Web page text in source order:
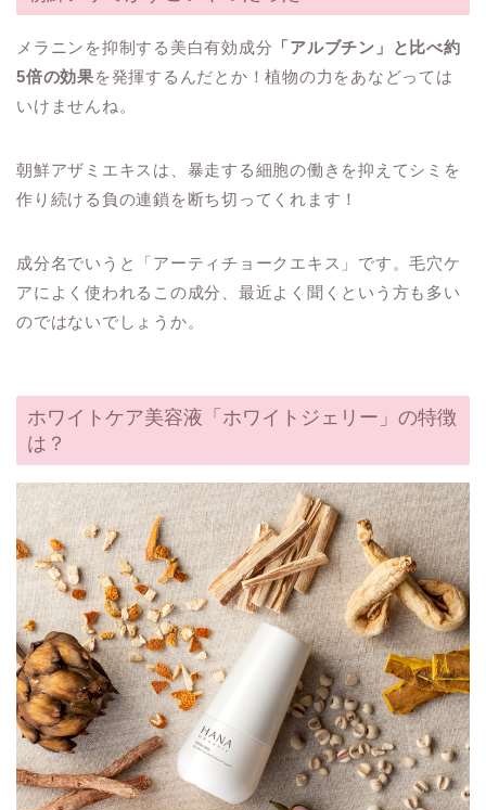
メラニンを抑制する美白有効成分 「アルブチン」と比べ約
5倍の効果を発揮するんだとか！植物の力をあなどっては
いけませんね。
朝鮮アザミエキスは、暴走する細胞の働きを抑えてシミを
作り続ける負の連鎖を断ち切ってくれます！
成分名でいうと「アーティチョークエキス」です。毛穴ケ
アによく使われるこの成分、最近よく聞くという方も多い
のではないでしょうか。
ホワイトケア美容液「ホワイトジェリー」の特徴
は？